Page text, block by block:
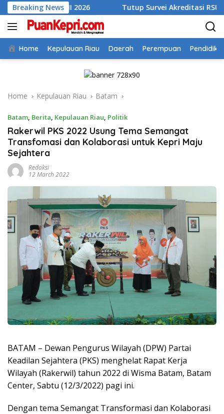
Skip
to
content
Breaking News
II 2026 Tutup Survei Akreditasi RSUD Tarempa,
Home Kepulauan Riau Daerah Perempuan
Home Kepulauan Riau Batam
Batam, Berita, Kepulauan Riau, Politik
Rakerwil PKS 2022 Usung Tema Semangat
Transfomasi dan Kolaborasi untuk Kepri Maju
Sejahtera
Redaksi
12 March 2022
BATAM – Dewan Pengurus Wilayah (DPW) Partai
Keadilan Sejahtera (PKS) menghelat Rapat Kerja
Wilayah (Rakerwil) tahun 2022 di Wisma Batam, Batam
Center, Sabtu (12/3/2022) pagi ini.
Dengan tema Semangat Transformasi dan Kolaborasi